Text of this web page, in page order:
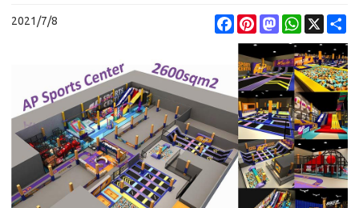
Share
FacebookPinterest
Mastodon
WhatsApp X
2021/7/8